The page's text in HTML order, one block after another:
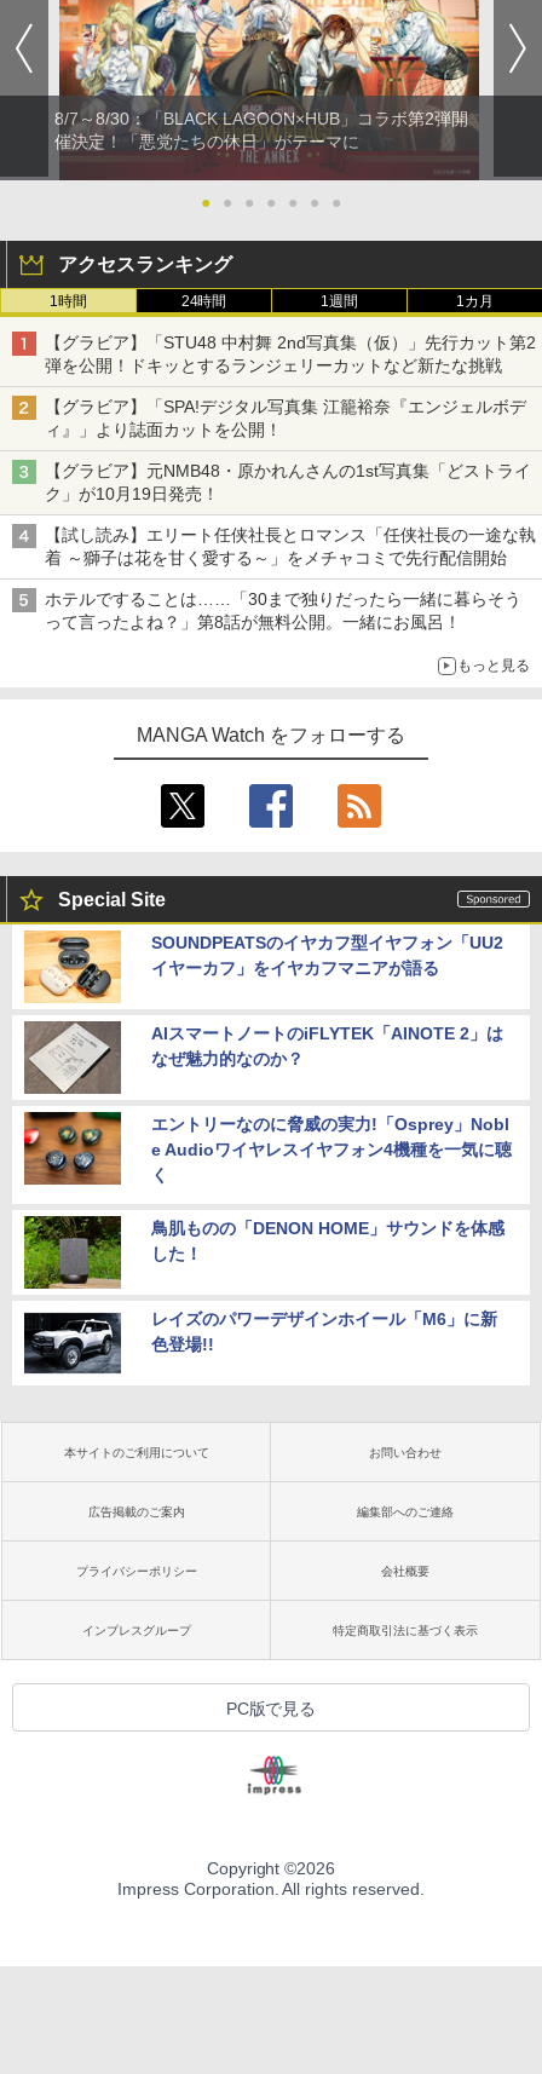
8/7～8/30：「BLACK LAGOON×HUB」コラボ第2弾開
催決定！「悪党たちの休日」がテーマに
● ● ● ● ● ● ●
アクセスランキング
1時間 24時間 1週間 1カ月
【グラビア】「STU48 中村舞 2nd写真集（仮）」先行カット第2
弾を公開！ドキッとするランジェリーカットなど新たな挑戦
【グラビア】「SPA!デジタル写真集 江籠裕奈『エンジェルボデ
ィ』」より誌面カットを公開！
【グラビア】元NMB48・原かれんさんの1st写真集「どストライ
ク」が10月19日発売！
【試し読み】エリート任侠社長とロマンス「任侠社長の一途な執
着 ～獅子は花を甘く愛する～」をメチャコミで先行配信開始
ホテルですることは……「30まで独りだったら一緒に暮らそう
って言ったよね？」第8話が無料公開。一緒にお風呂！
もっと見る
MANGA Watch をフォローする
Special Site
SOUNDPEATSのイヤカフ型イヤフォン「UU2
イヤーカフ」をイヤカフマニアが語る
AIスマートノートのiFLYTEK「AINOTE 2」は
なぜ魅力的なのか？
エントリーなのに脅威の実力!「Osprey」Nobl
e Audioワイヤレスイヤフォン4機種を一気に聴
く
鳥肌ものの「DENON HOME」サウンドを体感
した！
レイズのパワーデザインホイール「M6」に新
色登場!!
本サイトのご利用について お問い合わせ
広告掲載のご案内 編集部へのご連絡
プライバシーポリシー 会社概要
インプレスグループ 特定商取引法に基づく表示
PC版で見る
Copyright ©2026
Impress Corporation. All rights reserved.